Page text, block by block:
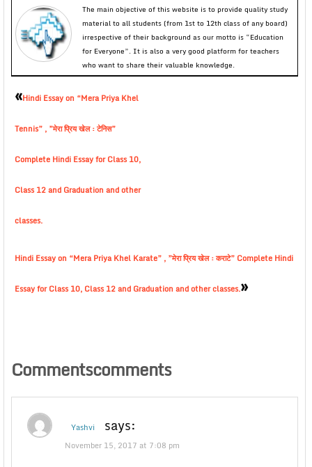
The main objective of this website is to provide quality study
material to all students (from 1st to 12th class of any board)
irrespective of their background as our motto is “Education
for Everyone”. It is also a very good platform for teachers
who want to share their valuable knowledge.
«Hindi Essay on “Mera Priya Khel
Tennis” , ”मेरा प्रिय खेल : टेनिस”
Complete Hindi Essay for Class 10,
Class 12 and Graduation and other
classes.
Hindi Essay on “Mera Priya Khel Karate” , ”मेरा प्रिय खेल : कराटे” Complete Hindi
Essay for Class 10, Class 12 and Graduation and other classes.»
Commentscomments
Yashvi says:
November 15, 2017 at 7:08 pm